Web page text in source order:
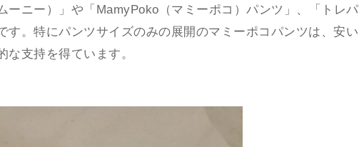
ーニー）」や「MamyPoko（マミーポコ）パンツ」、「トレパ
す。特にパンツサイズのみの展開のマミーポコパンツは、安い
支持を得ています。